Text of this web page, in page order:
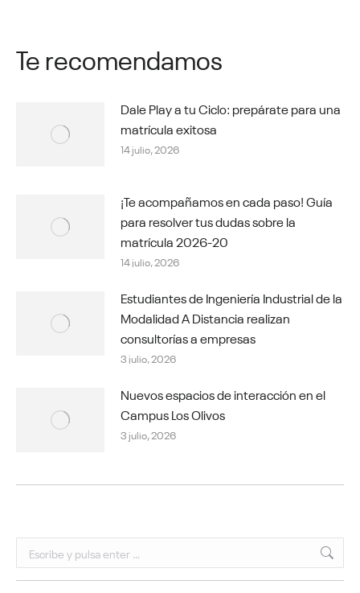
Te recomendamos
Dale Play a tu Ciclo: prepárate para una
matrícula exitosa
14 julio, 2026
¡Te acompañamos en cada paso! Guía
para resolver tus dudas sobre la
matrícula 2026-20
14 julio, 2026
Estudiantes de Ingeniería Industrial de la
Modalidad A Distancia realizan
consultorías a empresas
3 julio, 2026
Nuevos espacios de interacción en el
Campus Los Olivos
3 julio, 2026
Buscar: